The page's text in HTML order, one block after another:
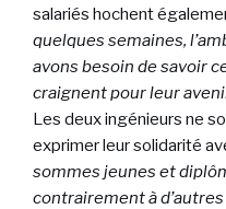
salariés hochent
quelques semaines,
avons besoin de savoir
craignent pour leur
Les deux ingénieurs ne
exprimer leur solidarité
sommes jeunes et
contrairement à